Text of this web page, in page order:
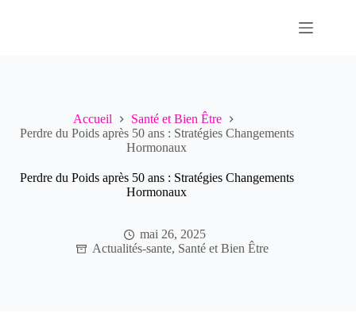
Accueil
Santé et Bien Être
Perdre du Poids après 50 ans : Stratégies Changements
Hormonaux
Perdre du Poids après 50 ans : Stratégies Changements
Hormonaux
mai 26, 2025
Actualités-sante, Santé et Bien Être